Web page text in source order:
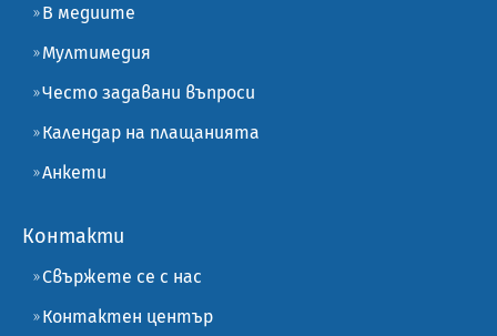
В медиите
Мултимедия
Често задавани въпроси
Календар на плащанията
Анкети
Контакти
Свържете се с нас
Контактен център